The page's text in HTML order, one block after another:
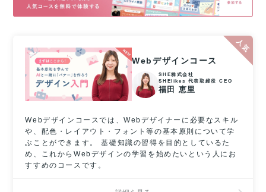
Webデザインコース
SHE株式会社
SHElikes 代表取締役 CEO
福田 恵里
Webデザインコースでは、Webデザイナーに必要なスキル
や、配色・レイアウト・フォント等の基本原則について学
ぶことができます。 基礎知識の習得を目的としているた
め、これからWebデザインの学習を始めたいという人にお
すすめのコースです。